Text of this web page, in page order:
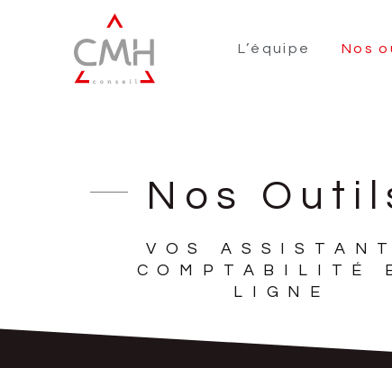
L’équipe Nos
Nos
VOS
COMPTABILITÉ
LIGNE